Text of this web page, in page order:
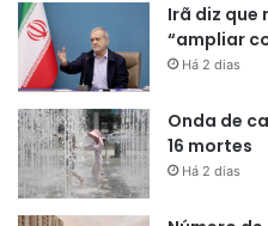
delas uma criança. AIrã diz que
“ampliar
Há 2 dias
Onda de
16 mortes
Há 2 dias